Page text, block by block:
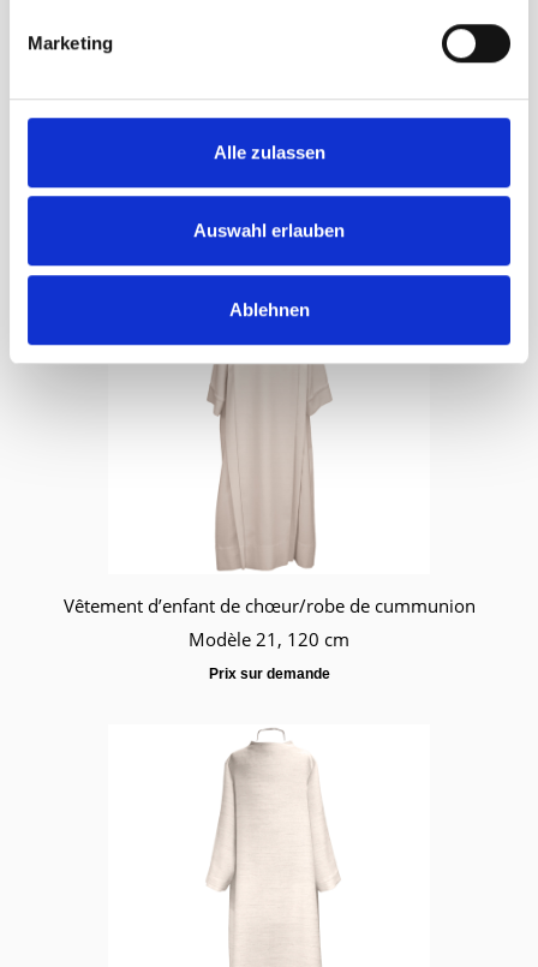
Marketing
Alle zulassen
Auswahl erlauben
Ablehnen
Modèle 28, 120 cm
Prix sur demande
Vêtement d’enfant de chœur/robe de cummunion
Modèle 21, 120 cm
Prix sur demande